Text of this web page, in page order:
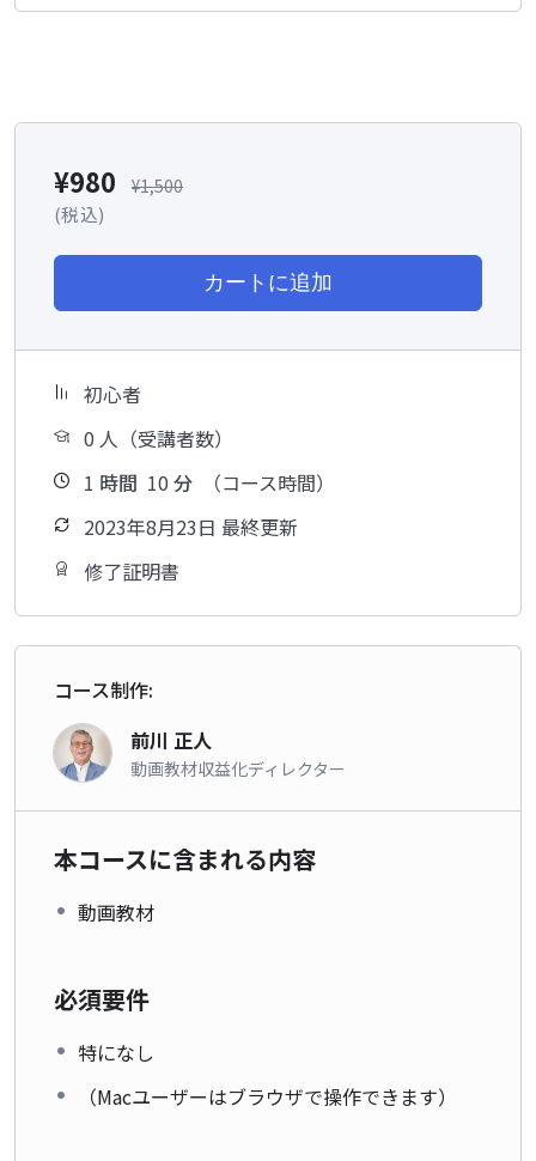
¥980 ¥1,500
(税込)
カートに追加
初心者
0 人（受講者数）
1 時間 10 分
（コース時間）
2023年8月23日 最終更新
修了証明書
コース制作:
前川 正人
動画教材収益化ディレクター
本コースに含まれる内容
動画教材
必須要件
特になし
（Macユーザーはブラウザで操作できます）